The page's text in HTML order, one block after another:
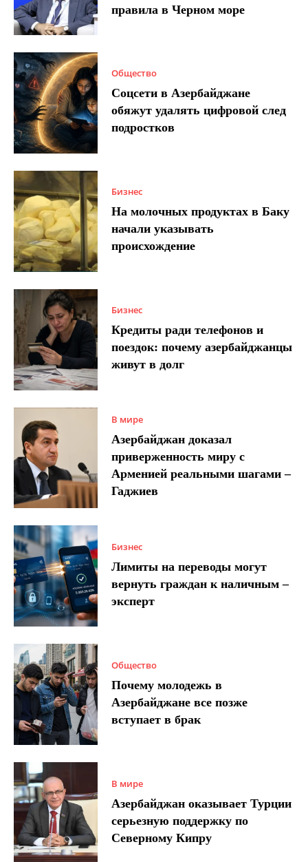
правила в Черном море
Общество
Соцсети в Азербайджане
обяжут удалять цифровой след
подростков
Бизнес
На молочных продуктах в Баку
начали указывать
происхождение
Бизнес
Кредиты ради телефонов и
поездок: почему азербайджанцы
живут в долг
В мире
Азербайджан доказал
приверженность миру с
Арменией реальными шагами –
Гаджиев
Бизнес
Лимиты на переводы могут
вернуть граждан к наличным –
эксперт
Общество
Почему молодежь в
Азербайджане все позже
вступает в брак
В мире
Азербайджан оказывает Турции
серьезную поддержку по
Северному Кипру